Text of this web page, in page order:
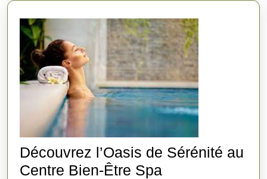
Découvrez l’Oasis de Sérénité au
Centre Bien-Être Spa